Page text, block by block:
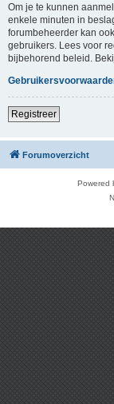
Om je te kunnen
enkele minuten in
forumbeheerder kan
gebruikers. Lees voor
bijbehorend beleid.
Registreer
Forumoverzicht
Powered